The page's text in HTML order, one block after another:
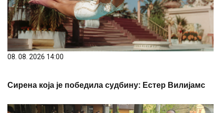
08. 08. 2026 14:00
Сирена која је победила судбину: Естер Вилијамс